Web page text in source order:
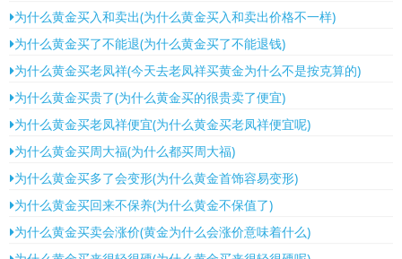
为什么黄金买入和卖出(为什么黄金买入和卖出价格不一样)
为什么黄金买了不能退(为什么黄金买了不能退钱)
为什么黄金买老凤祥(今天去老凤祥买黄金为什么不是按克算的)
为什么黄金买贵了(为什么黄金买的很贵卖了便宜)
为什么黄金买老凤祥便宜(为什么黄金买老凤祥便宜呢)
为什么黄金买周大福(为什么都买周大福)
为什么黄金买多了会变形(为什么黄金首饰容易变形)
为什么黄金买回来不保养(为什么黄金不保值了)
为什么黄金买卖会涨价(黄金为什么会涨价意味着什么)